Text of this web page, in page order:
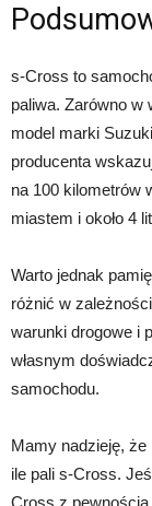
s-Cross to
paliwa. Zarówno w
model marki
producenta
na 100 kilometrów
miastem i około 4
Warto jednak
różnić w
warunki drogowe i
własnym
samochodu.
Mamy nadzieję, że
ile pali s-Cross.
Cross z